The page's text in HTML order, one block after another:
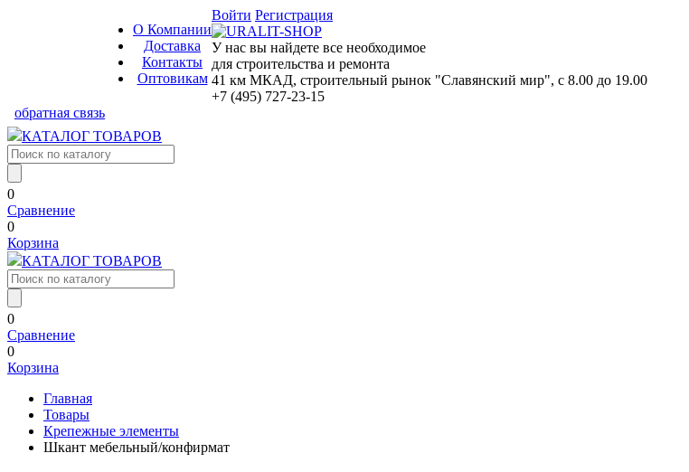
О Компании
Доставка
Контакты
Оптовикам
Войти Регистрация
У нас вы найдете все необходимое
для строительства и ремонта
41 км МКАД, строительный рынок "Славянский мир", с 8.00 до 19.00
+7 (495) 727-23-15
обратная связь
КАТАЛОГ ТОВАРОВ
0
Сравнение
0
Корзина
КАТАЛОГ ТОВАРОВ
0
Сравнение
0
Корзина
Главная
Товары
Крепежные элементы
Шкант мебельный/конфирмат